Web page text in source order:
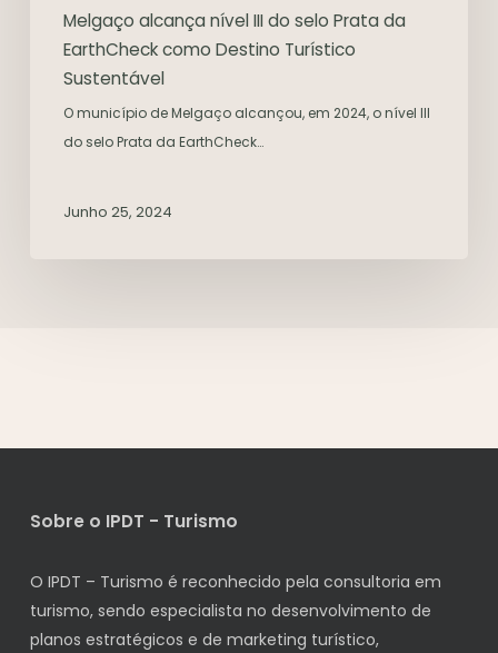
Melgaço alcança nível III do selo Prata da
EarthCheck como Destino Turístico
Sustentável
O município de Melgaço alcançou, em 2024, o nível III
do selo Prata da EarthCheck…
Junho 25, 2024
Sobre o IPDT - Turismo
O IPDT – Turismo é reconhecido pela consultoria em
turismo, sendo especialista no desenvolvimento de
planos estratégicos e de marketing turístico,